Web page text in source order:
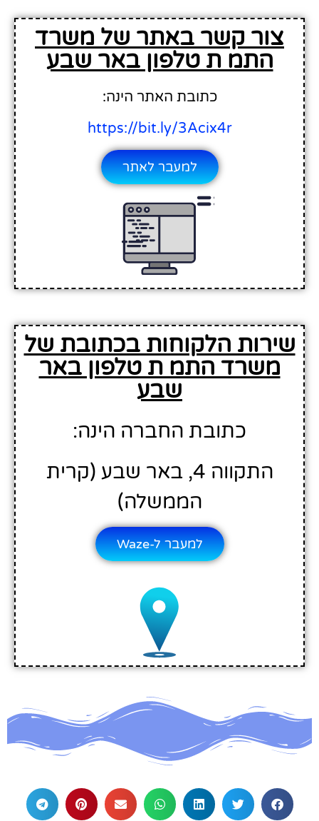
צור קשר באתר של משרד
התמ ת טלפון באר שבע
כתובת האתר הינה:
https://bit.ly/3Acix4r
למעבר לאתר
שירות הלקוחות בכתובת של
משרד התמ ת טלפון באר
שבע
כתובת החברה הינה:
התקווה 4, באר שבע (קרית
הממשלה)
למעבר ל-Waze